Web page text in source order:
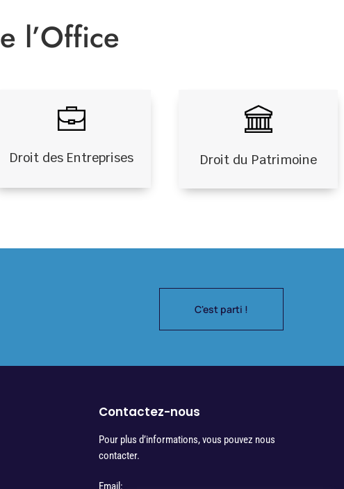
l’Office
Droit des Entreprises Droit du Patrimoine
C'est parti !
Contactez-nous
Pour plus d’informations, vous pouvez nous
contacter.
Email: